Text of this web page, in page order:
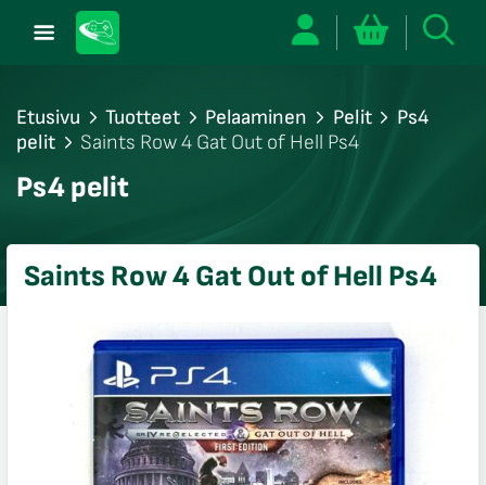
Etusivu Tuotteet Pelaaminen Pelit
Ps4
pelit
Saints Row 4 Gat Out of Hell Ps4
Ps4 pelit
Saints Row 4 Gat Out of Hell Ps4
sulje
sulje